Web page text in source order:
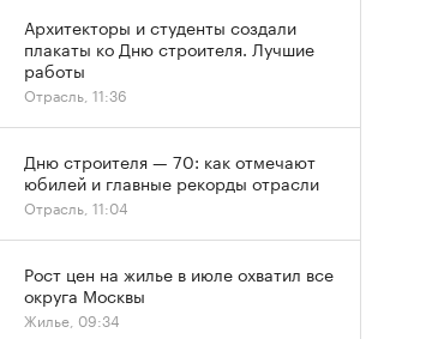
Архитекторы и студенты создали
плакаты ко Дню строителя. Лучшие
работы
Отрасль, 11:36
Дню строителя — 70: как отмечают
юбилей и главные рекорды отрасли
Отрасль, 11:04
Рост цен на жилье в июле охватил все
округа Москвы
Жилье, 09:34